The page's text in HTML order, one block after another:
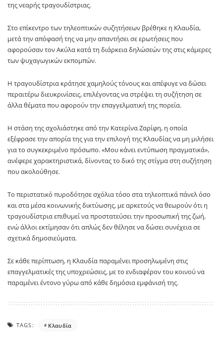
της νεαρής τραγουδίστριας.
Στο επίκεντρο των τηλεοπτικών συζητήσεων βρέθηκε η Κλαυδία,
μετά την απόφασή της να μην απαντήσει σε ερωτήσεις που
αφορούσαν τον Ακύλα κατά τη διάρκεια δηλώσεών της στις κάμερες
των ψυχαγωγικών εκπομπών.
Η τραγουδίστρια κράτησε χαμηλούς τόνους και απέφυγε να δώσει
περαιτέρω διευκρινίσεις, επιλέγοντας να στρέψει τη συζήτηση σε
άλλα θέματα που αφορούν την επαγγελματική της πορεία.
Η στάση της σχολιάστηκε από την Κατερίνα Ζαρίφη, η οποία
εξέφρασε την απορία της για την επιλογή της Κλαυδίας να μη μιλήσει
για το συγκεκριμένο πρόσωπο. «Μου κάνει εντύπωση πραγματικά»,
ανέφερε χαρακτηριστικά, δίνοντας το δικό της στίγμα στη συζήτηση
που ακολούθησε.
Το περιστατικό πυροδότησε σχόλια τόσο στα τηλεοπτικά πάνελ όσο
και στα μέσα κοινωνικής δικτύωσης, με αρκετούς να θεωρούν ότι η
τραγουδίστρια επιθυμεί να προστατεύσει την προσωπική της ζωή,
ενώ άλλοι εκτίμησαν ότι απλώς δεν θέλησε να δώσει συνέχεια σε
σχετικά δημοσιεύματα.
Σε κάθε περίπτωση, η Κλαυδία παραμένει προσηλωμένη στις
επαγγελματικές της υποχρεώσεις, με το ενδιαφέρον του κοινού να
παραμένει έντονο γύρω από κάθε δημόσια εμφάνισή της.
TAGS: Κλαυδία